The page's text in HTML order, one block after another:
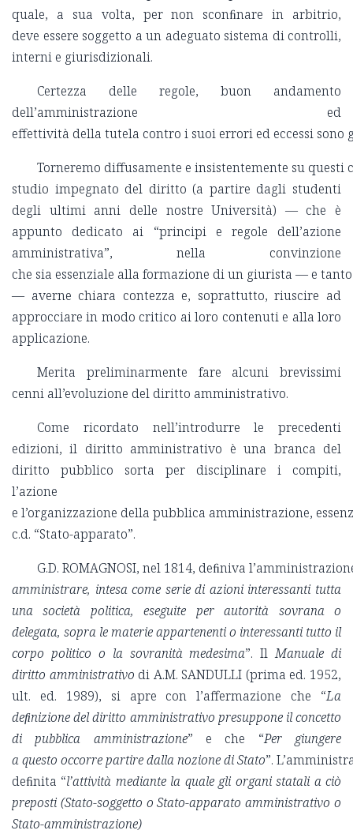
quale, a sua volta, per non sconﬁnare in arbitrio,
deve essere soggetto a un adeguato sistema di controlli,
interni e giurisdizionali.
Certezza delle regole, buon andamento
dell’amministrazione ed
effettività della tutela contro i suoi errori ed eccessi
Torneremo diffusamente e insistentemente su
studio impegnato del diritto (a partire dagli studenti
degli ultimi anni delle nostre Università) — che è
appunto dedicato ai “principi e regole dell’azione
amministrativa”, nella convinzione
che sia essenziale alla formazione di un giurista — e
— averne chiara contezza e, soprattutto, riuscire ad
approcciare in modo critico ai loro contenuti e alla loro
applicazione.
Merita preliminarmente fare alcuni brevissimi
cenni all’evoluzione del diritto amministrativo.
Come ricordato nell’introdurre le precedenti
edizioni, il diritto amministrativo è una branca del
diritto pubblico sorta per disciplinare i compiti,
l’azione
e l’organizzazione della pubblica amministrazione,
c.d. “Stato-apparato”.
G.D. ROMAGNOSI, nel 1814, deﬁniva
amministrare, intesa come serie di azioni interessanti tutta
una società politica, eseguite per autorità sovrana o
delegata, sopra le materie appartenenti o interessanti tutto il
corpo politico o la sovranità medesima”. IlManuale di
diritto amministrativo di A.M. SANDULLI (prima ed. 1952,
ult. ed. 1989), si apre con l’affermazione che “La
deﬁnizione del diritto amministrativo presuppone il concetto
di pubblica amministrazione” e che “Per giungere
aquesto occorre partire dalla nozione di Stato”.
deﬁnita “l’attività mediante la quale gli organi statali a ciò
preposti (Stato-soggetto o Stato-apparato amministrativo o
Stato-amministrazione)